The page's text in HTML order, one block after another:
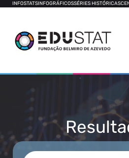
INFOSTATSINFOGRÁFICOSSÉRIES HISTÓRICAS